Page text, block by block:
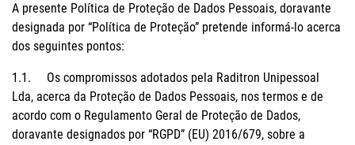
A presente Política de Proteção de Dados Pessoais, doravante
designada por “Política de Proteção” pretende informá-lo acerca
dos seguintes pontos:
1.1. Os compromissos adotados pela Raditron Unipessoal
Lda, acerca da Proteção de Dados Pessoais, nos termos e de
acordo com o Regulamento Geral de Proteção de Dados,
doravante designados por “RGPD” (EU) 2016/679, sobre a